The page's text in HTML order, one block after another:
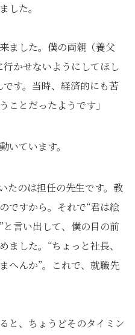
した。
ました。僕の両親（養父
かせないようにしてほし
す。当時、経済的にも苦
ことだったようです」
ています。
たのは担任の先生です。教
ですから。それで“君は絵
言い出して、僕の目の前
した。“ちょっと社長、
へんか”。これで、就職先
と、ちょうどそのタイミン